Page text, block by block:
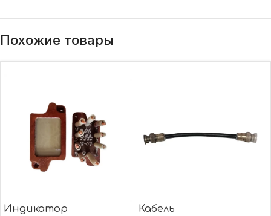
Похожие товары
Индикатор
Кабель